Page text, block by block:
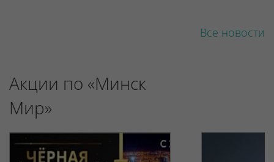
Все новости
Акции по «Минск
Мир»